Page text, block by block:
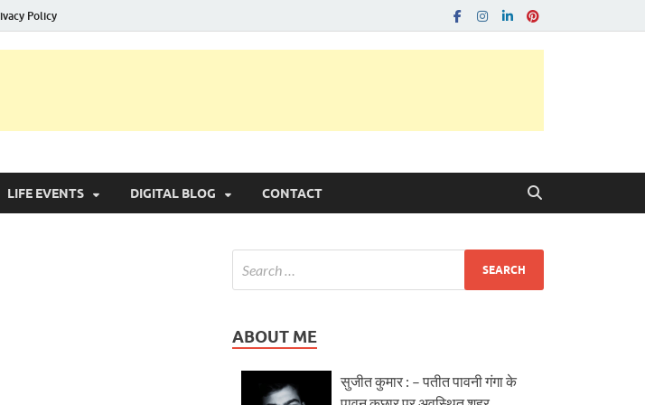
Policy
LIFE EVENTS DIGITAL BLOG CONTACT
ABOUT ME
सुजीत कुमार : – पतीत पावनी गंगा के